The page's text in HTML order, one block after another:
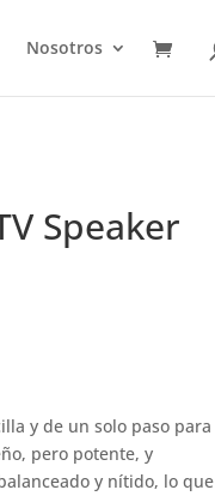
Nosotros
Speaker
y de un solo paso para
pero potente, y
y nítido, lo que